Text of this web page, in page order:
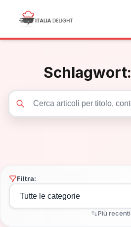
Schlagwort:
Filtra:
Più recenti